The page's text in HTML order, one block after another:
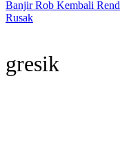
Banjir Rob Kembali
Rusak
gresik